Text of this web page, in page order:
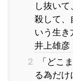
し抜い
殺して、
いう生
井上雄彦
2
「どこ
る為だけ